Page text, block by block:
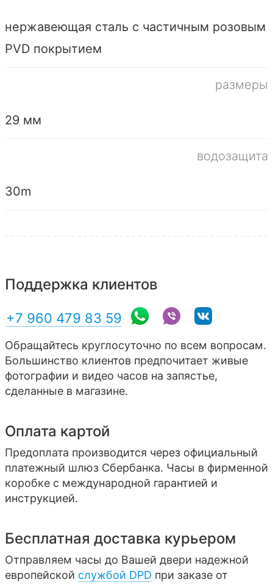
нержавеющая сталь с частичным розовым
PVD покрытием
размеры
29 мм
водозащита
30m
Поддержка клиентов
+7 960 479 83 59
Обращайтесь круглосуточно по всем вопросам.
Большинство клиентов предпочитает живые
фотографии и видео часов на запястье,
сделанные в магазине.
Оплата картой
Предоплата производится через официальный
платежный шлюз Сбербанка. Часы в фирменной
коробке с международной гарантией и
инструкцией.
Бесплатная доставка курьером
Отправляем часы до Вашей двери надежной
европейской службой DPD при заказе от